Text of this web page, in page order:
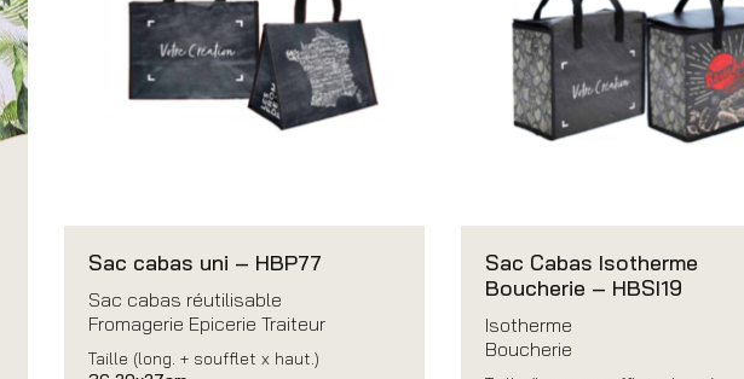
Sac cabas uni – HBP77
Sac cabas réutilisable
Fromagerie Epicerie Traiteur
Taille (long. + soufflet x haut.)
Sac Cabas Isotherme
Boucherie – HBSI19
Isotherme
Boucherie